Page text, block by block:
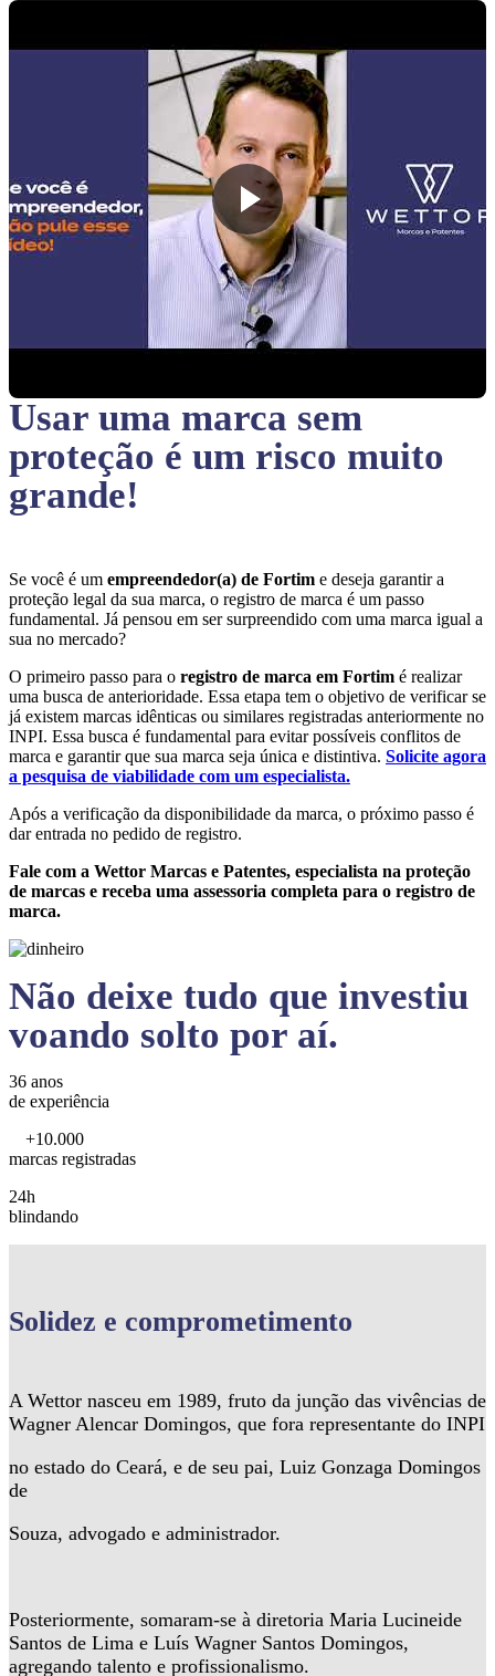
Usar uma marca sem
proteção é um risco muito
grande!
Se você é um empreendedor(a) de Fortim e deseja garantir a
proteção legal da sua marca, o registro de marca é um passo
fundamental. Já pensou em ser surpreendido com uma marca igual a
sua no mercado?
O primeiro passo para o registro de marca em Fortim é realizar
uma busca de anterioridade. Essa etapa tem o objetivo de verificar se
já existem marcas idênticas ou similares registradas anteriormente no
INPI. Essa busca é fundamental para evitar possíveis conflitos de
marca e garantir que sua marca seja única e distintiva. Solicite agora
a pesquisa de viabilidade com um especialista.
Após a verificação da disponibilidade da marca, o próximo passo é
dar entrada no pedido de registro.
Fale com a Wettor Marcas e Patentes, especialista na proteção
de marcas e receba uma assessoria completa para o registro de
marca.
Não deixe tudo que investiu
voando solto por aí.
36 anos
de experiência
+10.000
marcas registradas
24h
blindando
Solidez e comprometimento
A Wettor nasceu em 1989, fruto da junção das vivências de
Wagner Alencar Domingos, que fora representante do INPI
no estado do Ceará, e de seu pai, Luiz Gonzaga Domingos
de
Souza, advogado e administrador.
Posteriormente, somaram-se à diretoria Maria Lucineide
Santos de Lima e Luís Wagner Santos Domingos,
agregando talento e profissionalismo.